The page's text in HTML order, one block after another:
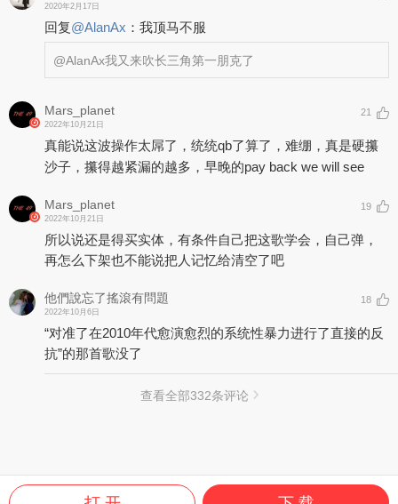
2020年2月17日
回复@AlanAx ： 我顶马不服
@AlanAx我又来吹长三角第一朋克了
Mars_planet
2022年10月21日
21
真能说这波操作太屌了，统统qb了算了，难绷，真是硬攥
沙子，攥得越紧漏的越多，早晚的pay back we will see
Mars_planet
2022年10月21日
19
所以说还是得买实体，有条件自己把这歌学会，自己弹，
再怎么下架也不能说把人记忆给清空了吧
他們說忘了搖滾有問題
2022年10月6日
18
“对准了在2010年代愈演愈烈的系统性暴力进行了直接的反
抗”的那首歌没了
查看全部332条评论